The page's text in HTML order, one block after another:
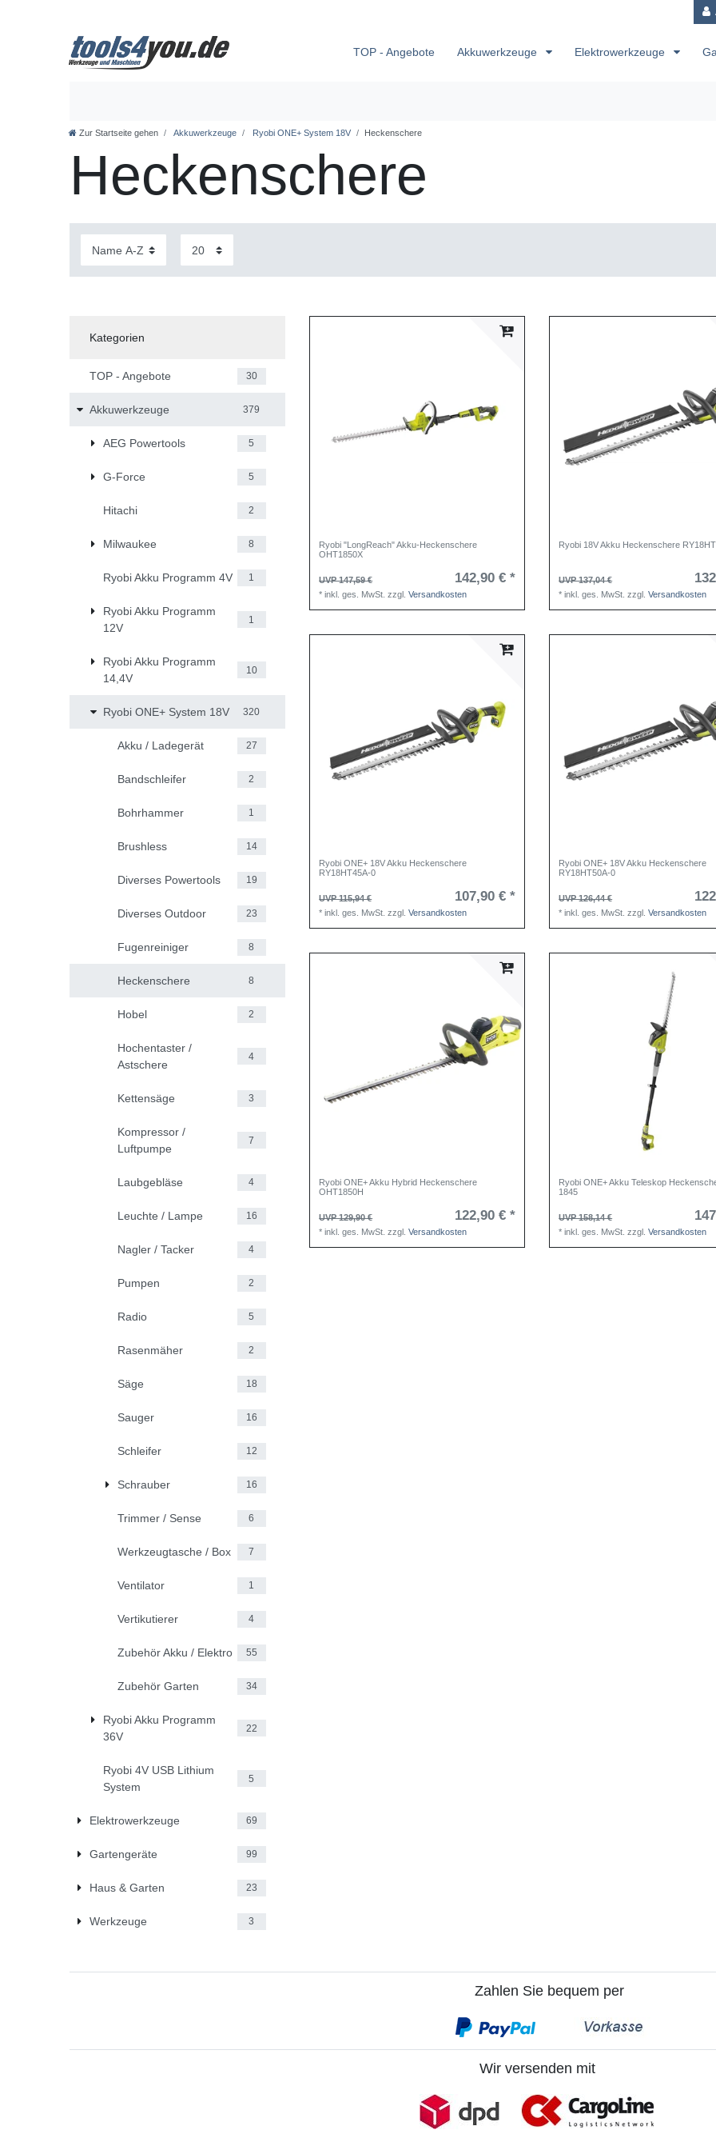
TOP - Angebote Akkuwerkzeuge Elektrowerkzeuge
Zur Startseite gehen Akkuwerkzeuge Ryobi ONE+ System 18V Heckenschere
Heckenschere
Kategorien
TOP - Angebote 30
Akkuwerkzeuge 379
AEG Powertools 5
G-Force 5
Hitachi 2
Milwaukee 8
Ryobi Akku Programm 4V 1
Ryobi Akku Programm
12V
1
Ryobi Akku Programm
14,4V
10
Ryobi ONE+ System 18V 320
Akku / Ladegerät 27
Bandschleifer 2
Bohrhammer 1
Brushless 14
Diverses Powertools 19
Diverses Outdoor 23
Fugenreiniger 8
Heckenschere 8
Hobel 2
Hochentaster /
Astschere
4
Kettensäge 3
Kompressor /
Luftpumpe
7
Laubgebläse 4
Leuchte / Lampe 16
Nagler / Tacker 4
Pumpen 2
Radio 5
Rasenmäher 2
Säge 18
Sauger 16
Schleifer 12
Schrauber 16
Trimmer / Sense 6
Werkzeugtasche / Box 7
Ventilator 1
Vertikutierer 4
Zubehör Akku / Elektro 55
Zubehör Garten 34
Ryobi Akku Programm
36V
22
Ryobi 4V USB Lithium
System
5
Elektrowerkzeuge 69
Gartengeräte 99
Haus & Garten 23
Werkzeuge 3
Ryobi "LongReach" Akku-Heckenschere
OHT1850X
UVP 147,59 € 142,90 € *
*inkl. ges. MwSt. zzgl.Versandkosten
Ryobi 18V Akku Heckenschere
UVP 137,04 €
*inkl. ges. MwSt. zzgl.Versandkosten
Ryobi ONE+ 18V Akku Heckenschere
RY18HT45A-0
UVP 115,94 € 107,90 € *
*inkl. ges. MwSt. zzgl.Versandkosten
Ryobi ONE+ 18V Akku Heckenschere
RY18HT50A-0
UVP 126,44 €
*inkl. ges. MwSt. zzgl.Versandkosten
Ryobi ONE+ Akku Hybrid Heckenschere
OHT1850H
UVP 129,90 € 122,90 € *
*inkl. ges. MwSt. zzgl.Versandkosten
Ryobi ONE+ Akku Teleskop
1845
UVP 158,14 €
*inkl. ges. MwSt. zzgl.Versandkosten
Zahlen Sie bequem per
Wir versenden mit